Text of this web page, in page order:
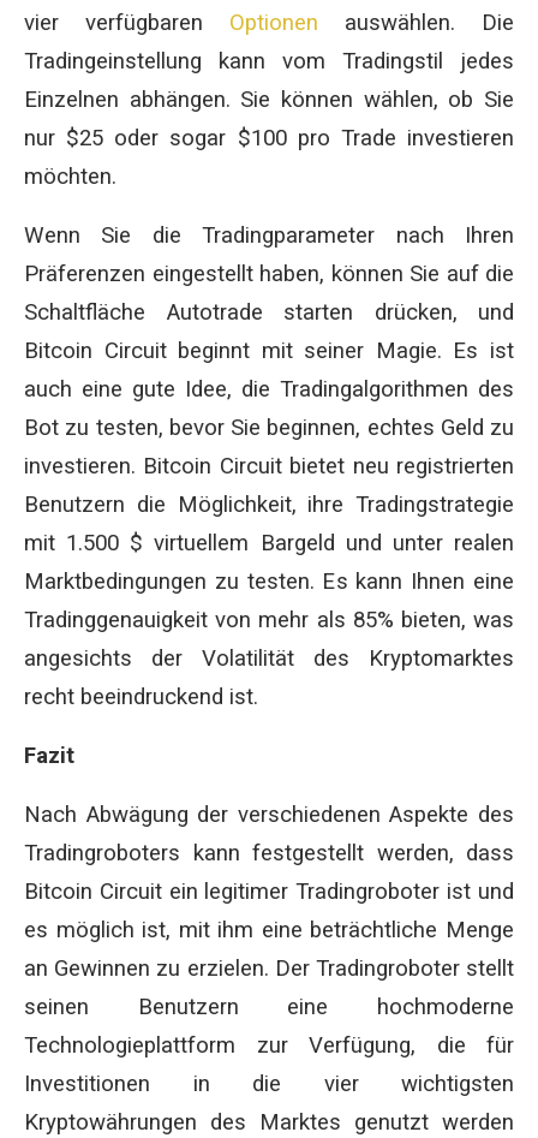
vier verfügbaren Optionen auswählen. Die
Tradingeinstellung kann vom Tradingstil jedes
Einzelnen abhängen. Sie können wählen, ob Sie
nur $25 oder sogar $100 pro Trade investieren
möchten.
Wenn Sie die Tradingparameter nach Ihren
Präferenzen eingestellt haben, können Sie auf die
Schaltfläche Autotrade starten drücken, und
Bitcoin Circuit beginnt mit seiner Magie. Es ist
auch eine gute Idee, die Tradingalgorithmen des
Bot zu testen, bevor Sie beginnen, echtes Geld zu
investieren. Bitcoin Circuit bietet neu registrierten
Benutzern die Möglichkeit, ihre Tradingstrategie
mit 1.500 $ virtuellem Bargeld und unter realen
Marktbedingungen zu testen. Es kann Ihnen eine
Tradinggenauigkeit von mehr als 85% bieten, was
angesichts der Volatilität des Kryptomarktes
recht beeindruckend ist.
Fazit
Nach Abwägung der verschiedenen Aspekte des
Tradingroboters kann festgestellt werden, dass
Bitcoin Circuit ein legitimer Tradingroboter ist und
es möglich ist, mit ihm eine beträchtliche Menge
an Gewinnen zu erzielen. Der Tradingroboter stellt
seinen Benutzern eine hochmoderne
Technologieplattform zur Verfügung, die für
Investitionen in die vier wichtigsten
Kryptowährungen des Marktes genutzt werden